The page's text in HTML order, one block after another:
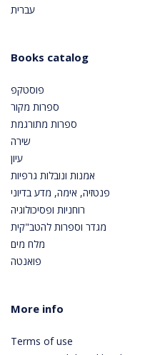
עברית
Books catalog
פוסטקפ
ספרות מקור
ספרות מתורגמת
שירה
עיון
אמנות ונובלות גרפיות
פנטזיה, אימה, מדע בדיוני
רוחניות ופסיכולוגיה
מגדר וספרות להטב"קית
מלח מים
פואנטה
More info
Terms of use